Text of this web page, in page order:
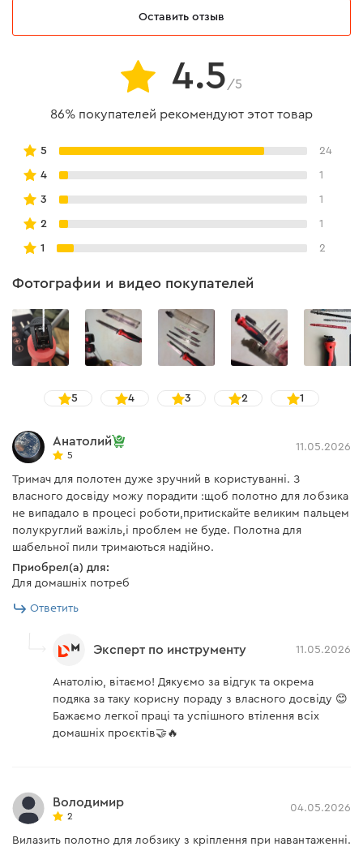
Сфера применения
Работа с деревом:
обеспечивает быструю резку
древесины, в частности крупных и тяжелых
Работа с металлом:удобно использовать для
Работа с пластиком и другими материалами:
можно использовать полотна, подходящие для
различных материалов.
при выполнении различных задач на объектах.
Безопасное использование
Двухкомпонентная TPR рукоятка не
выскальзывает во время интенсивной работы
благодаря прорезиненному покрытию, а также
имеет эргономичную форму для удобного хвата.
Держатель имеет специальный механизм
фиксации, который надежно удерживает
полотно на месте, предотвращая его случайный
вылет во время работы. Это обеспечивается
конструкцией, позволяющей легко вставлять
держателе.
Оставить отзыв
4.5 /5
86% покупателей рекомендуют этот товар
5 24
4 1
3 1
2 1
1 2
Фотографии и видео покупателей
5 4 3 2 1
Анатолий
5
11.05.2026
Тримач для полотен дуже зручний в користуванні. З
власного досвіду можу порадити :щоб полотно для лобзика
не випадало в процесі роботи,притискайте великим пальцем
полукруглий важіль,і проблем не буде. Полотна для
шабельної пили тримаються надійно.
Приобрел(а) для:
Для домашніх потреб
Ответить
Эксперт по инструменту 11.05.2026
Анатолію, вітаємо! Дякуємо за відгук та окрема
подяка за таку корисну пораду з власного досвіду 😊
Бажаємо легкої праці та успішного втілення всіх
домашніх проєктів🤝🔥
Володимир
2
04.05.2026
Вилазить полотно для лобзику з кріплення при навантаженні.